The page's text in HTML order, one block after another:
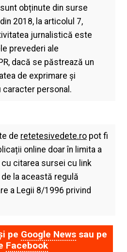
obținute din surse
2018, la articolul 7,
jurnalistică este
prevederi ale
dacă se păstrează un
de exprimare şi
personal.
de retetesivedete.ropot fi
online doar în limita a
citarea sursei cu link
la această regulă
a Legii 8/1996 privind
pe Google Newssau pe
Facebook